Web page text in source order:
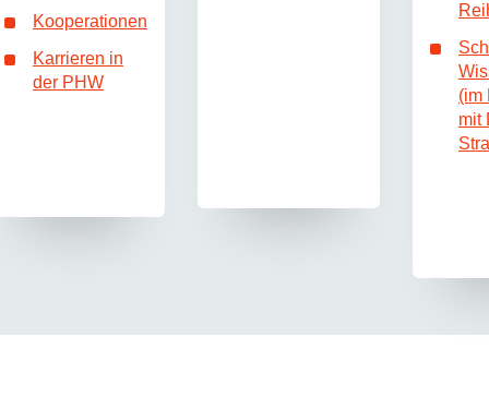
Kooperationen
Karrieren in
der PHW
(im
mit